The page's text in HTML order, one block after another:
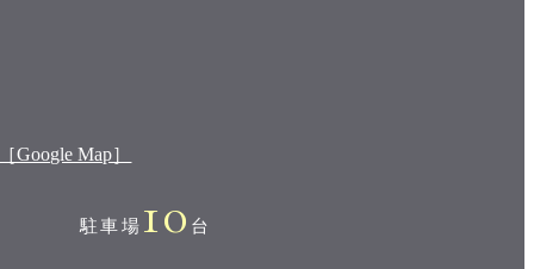
Google Map］
駐車場 10 台